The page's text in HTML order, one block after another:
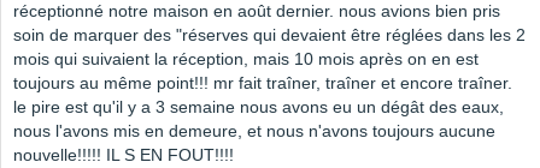
réceptionné notre maison en août dernier. nous avions bien pris
soin de marquer des "réserves qui devaient être réglées dans les 2
mois qui suivaient la réception, mais 10 mois après on en est
toujours au même point!!! mr fait traîner, traîner et encore traîner.
le pire est qu'il y a 3 semaine nous avons eu un dégât des eaux,
nous l'avons mis en demeure, et nous n'avons toujours aucune
nouvelle!!!!! IL S EN FOUT!!!!